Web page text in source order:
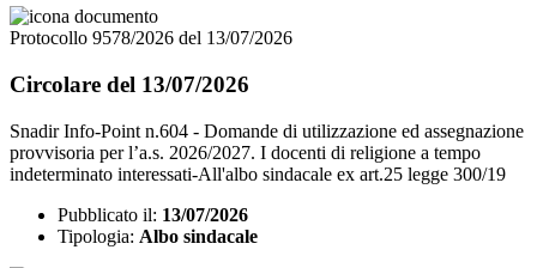
Protocollo 9578/2026 del 13/07/2026
Circolare del 13/07/2026
Snadir Info-Point n.604 - Domande di utilizzazione ed assegnazione
provvisoria per l’a.s. 2026/2027. I docenti di religione a tempo
indeterminato interessati-All'albo sindacale ex art.25 legge 300/19
Pubblicato il: 13/07/2026
Tipologia: Albo sindacale